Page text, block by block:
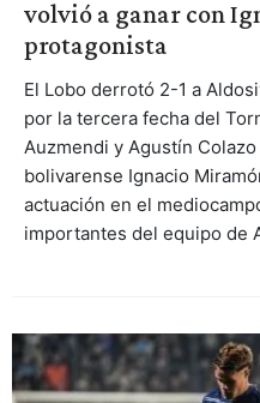
volvió a ganar con
protagonista
El Lobo derrotó 2-1 a
por la tercera fecha del
Auzmendi y Agustín
bolivarense Ignacio
actuación en el
importantes del equipo de